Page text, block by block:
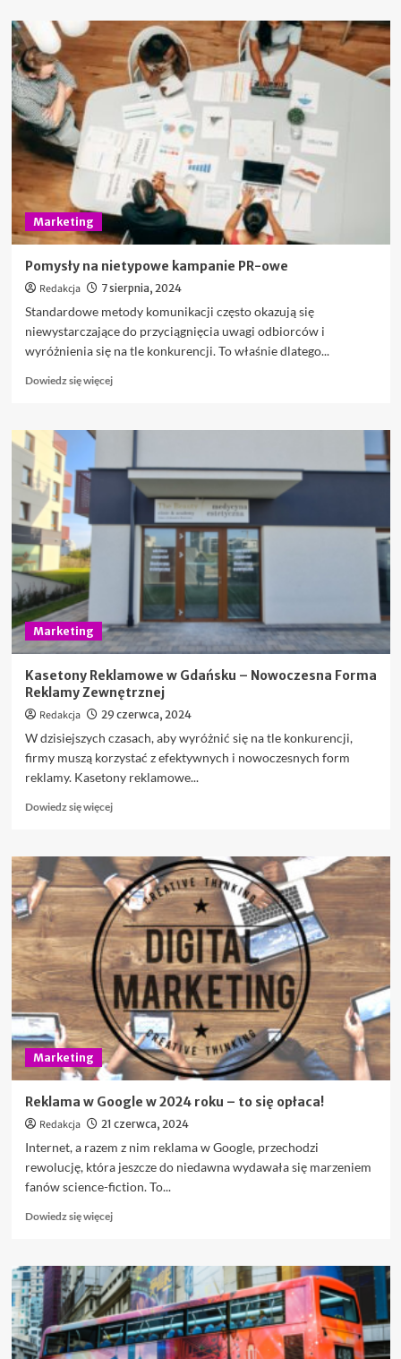
o
Pierwsza
Agencja
Marketingowa
dla
branży
rowerowej
kawowej
–
dlaczego
warto
specjalizować
w
marketingu?
Marketing
Pomysły na nietypowe kampanie PR-owe
Redakcja 7 sierpnia, 2024
Standardowe metody komunikacji często okazują się
niewystarczające do przyciągnięcia uwagi odbiorców i
wyróżnienia się na tle konkurencji. To właśnie dlatego...
Dowiedz się więcejDowiedz
o
nietypowe
kampanie
Marketing
Kasetony Reklamowe w Gdańsku – Nowoczesna Forma
Reklamy Zewnętrznej
Redakcja 29 czerwca, 2024
W dzisiejszych czasach, aby wyróżnić się na tle konkurencji,
firmy muszą korzystać z efektywnych i nowoczesnych form
reklamy. Kasetony reklamowe...
Dowiedz się więcejDowiedz
o
Kasetony
Reklamowe
w
Gdańsku
–
Nowoczesna
Forma
Reklamy
Zewnętrznej
Marketing
Reklama w Google w 2024 roku – to się opłaca!
Redakcja 21 czerwca, 2024
Internet, a razem z nim reklama w Google, przechodzi
rewolucję, która jeszcze do niedawna wydawała się marzeniem
fanów science-fiction. To...
Dowiedz się więcejDowiedz
o
Reklama
w
Google
w
2024